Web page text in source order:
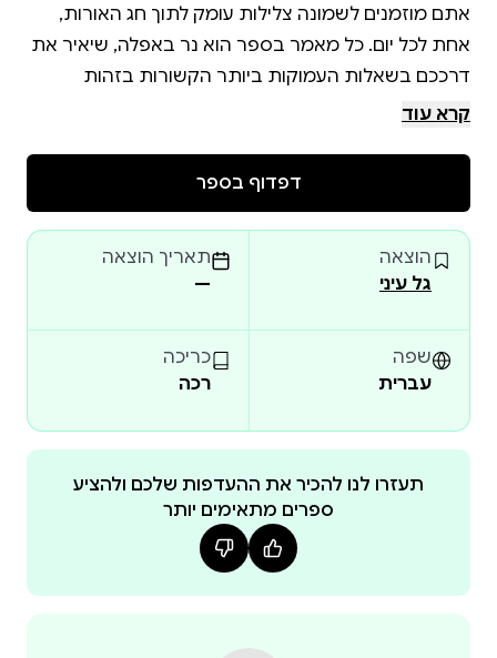
אתם מוזמנים לשמונה צלילות עומק לתוך חג האורות,
אחת לכל יום. כל מאמר בספר הוא נר באפלה, שיאיר את
דרככם בשאלות העמוקות ביותר הקשורות בזהות
נדרש כל ידע מוקדם בקבלה וחסידות.
קרא עוד
דפדוף בספר
הוצאה
גל עיני
תאריך הוצאה
—
שפה
עברית
כריכה
רכה
תעזרו לנו להכיר את ההעדפות שלכם ולהציע
ספרים מתאימים יותר